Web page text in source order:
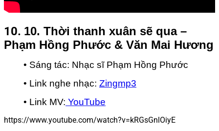
10. 10. Thời thanh xuân sẽ qua –
Phạm Hồng Phước & Văn Mai Hương
• Sáng tác: Nhạc sĩ Phạm Hồng Phước
• Link nghe nhạc: Zingmp3
• Link MV: YouTube
https://www.youtube.com/watch?v=kRGsGnlOiyE